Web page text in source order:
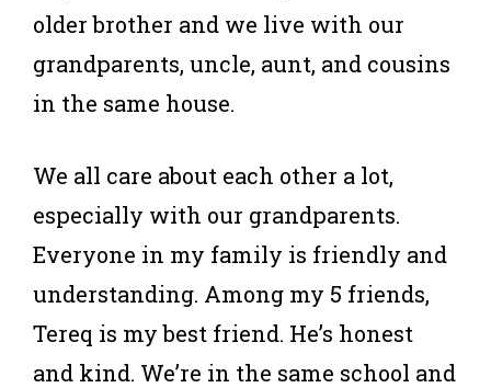
older brother and we live with our
grandparents, uncle, aunt, and cousins
in the same house.
We all care about each other a lot,
especially with our grandparents.
Everyone in my family is friendly and
understanding. Among my 5 friends,
Tereq is my best friend. He’s honest
and kind. We’re in the same school and